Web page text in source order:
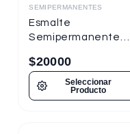
Destacado
SEMIPERMANENTES
Esmalte
Semipermanente
Semitraslúcido 7.5ml
Nueva Presentación
$20000
Seleccionar
Producto